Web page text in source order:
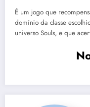
É um jogo que
domínio da classe
universo Souls, e que